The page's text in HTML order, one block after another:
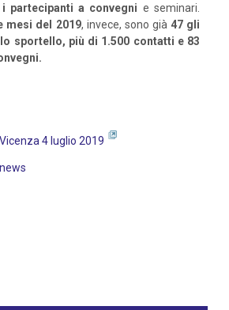
partecipanti a convegni e seminari.
mesi del 2019, invece, sono già 47 gli
sportello, più di 1.500 contatti e 83
4 luglio 2019
news